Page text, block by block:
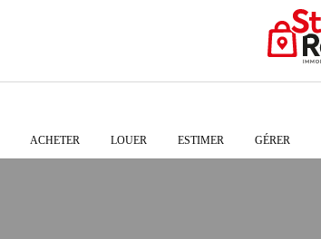
ACHETER LOUER ESTIMER GÉRER